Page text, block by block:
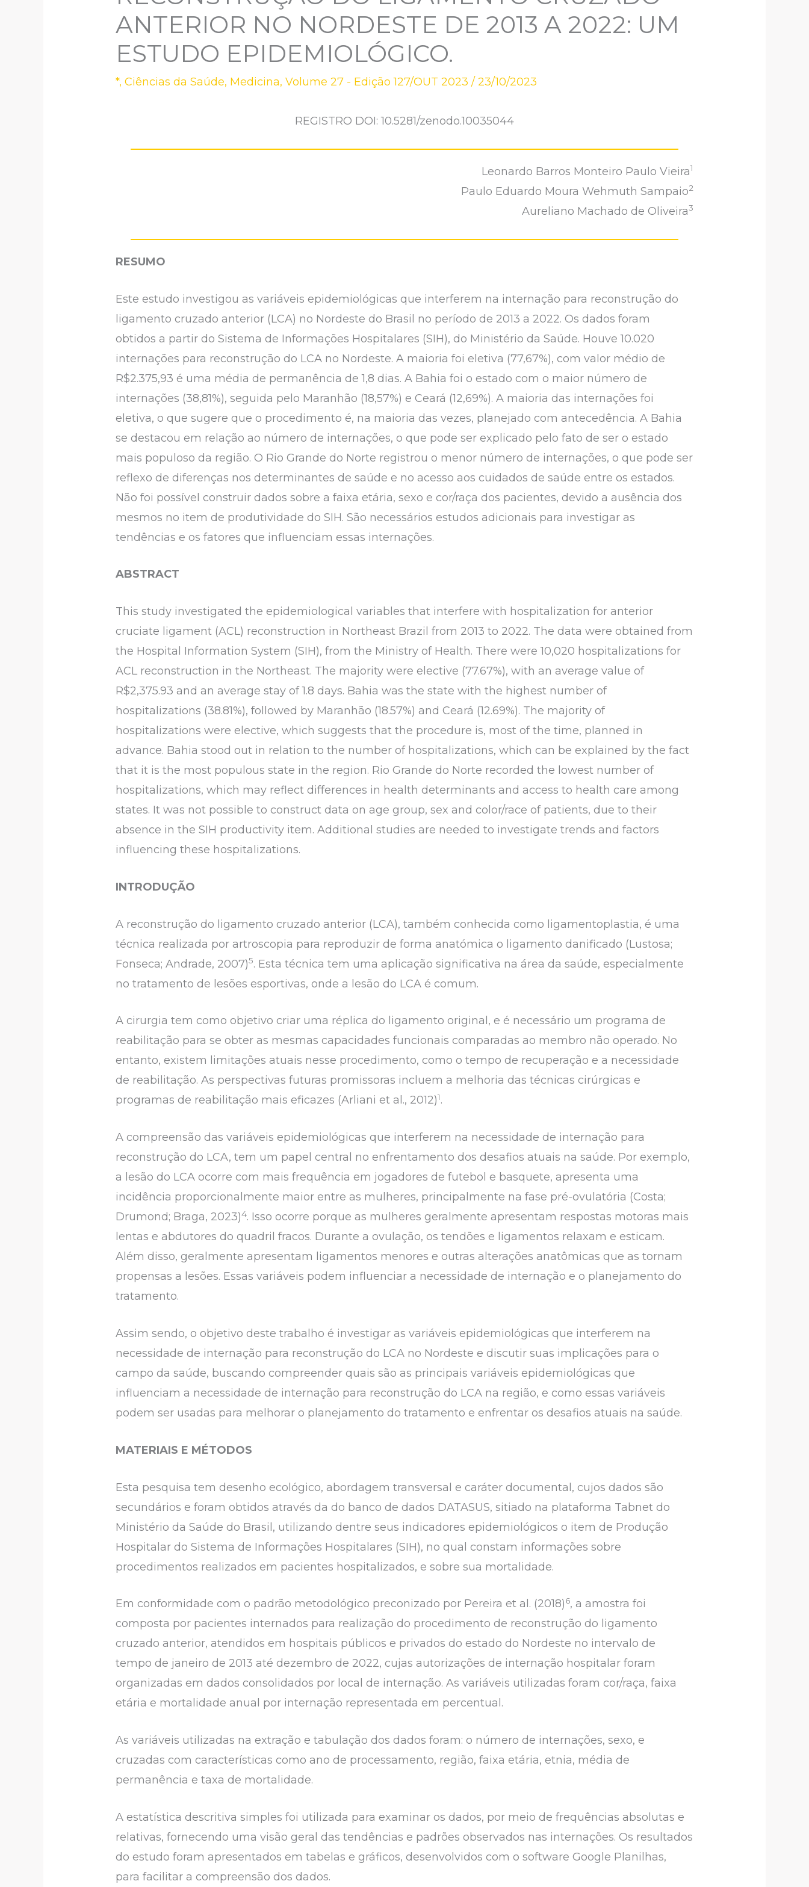
ANTERIOR NO NORDESTE DE 2013 A 2022: UM
ESTUDO EPIDEMIOLÓGICO.
*,Ciências da Saúde, Medicina,Volume 27 - Edição 127/OUT 2023 /23/10/2023
REGISTRO DOI: 10.5281/zenodo.10035044
Leonardo Barros Monteiro Paulo Vieira1
Paulo Eduardo Moura Wehmuth Sampaio2
Aureliano Machado de Oliveira3
RESUMO
Este estudo investigou as variáveis epidemiológicas que interferem na internação para reconstrução do
ligamento cruzado anterior (LCA) no Nordeste do Brasil no período de 2013 a 2022. Os dados foram
obtidos a partir do Sistema de Informações Hospitalares (SIH), do Ministério da Saúde. Houve 10.020
internações para reconstrução do LCA no Nordeste. A maioria foi eletiva (77,67%), com valor médio de
R$2.375,93 é uma média de permanência de 1,8 dias. A Bahia foi o estado com o maior número de
internações (38,81%), seguida pelo Maranhão (18,57%) e Ceará (12,69%). A maioria das internações foi
eletiva, o que sugere que o procedimento é, na maioria das vezes, planejado com antecedência. A Bahia
se destacou em relação ao número de internações, o que pode ser explicado pelo fato de ser o estado
mais populoso da região. O Rio Grande do Norte registrou o menor número de internações, o que pode ser
reflexo de diferenças nos determinantes de saúde e no acesso aos cuidados de saúde entre os estados.
Não foi possível construir dados sobre a faixa etária, sexo e cor/raça dos pacientes, devido a ausência dos
mesmos no item de produtividade do SIH. São necessários estudos adicionais para investigar as
tendências e os fatores que influenciam essas internações.
ABSTRACT
This study investigated the epidemiological variables that interfere with hospitalization for anterior
cruciate ligament (ACL) reconstruction in Northeast Brazil from 2013 to 2022. The data were obtained from
the Hospital Information System (SIH), from the Ministry of Health. There were 10,020 hospitalizations for
ACL reconstruction in the Northeast. The majority were elective (77.67%), with an average value of
R$2,375.93 and an average stay of 1.8 days. Bahia was the state with the highest number of
hospitalizations (38.81%), followed by Maranhão (18.57%) and Ceará (12.69%). The majority of
hospitalizations were elective, which suggests that the procedure is, most of the time, planned in
advance. Bahia stood out in relation to the number of hospitalizations, which can be explained by the fact
that it is the most populous state in the region. Rio Grande do Norte recorded the lowest number of
hospitalizations, which may reflect differences in health determinants and access to health care among
states. It was not possible to construct data on age group, sex and color/race of patients, due to their
absence in the SIH productivity item. Additional studies are needed to investigate trends and factors
influencing these hospitalizations.
INTRODUÇÃO
A reconstrução do ligamento cruzado anterior (LCA), também conhecida como ligamentoplastia, é uma
técnica realizada por artroscopia para reproduzir de forma anatómica o ligamento danificado (Lustosa;
Fonseca; Andrade, 2007)5. Esta técnica tem uma aplicação significativa na área da saúde, especialmente
no tratamento de lesões esportivas, onde a lesão do LCA é comum.
A cirurgia tem como objetivo criar uma réplica do ligamento original, e é necessário um programa de
reabilitação para se obter as mesmas capacidades funcionais comparadas ao membro não operado. No
entanto, existem limitações atuais nesse procedimento, como o tempo de recuperação e a necessidade
de reabilitação. As perspectivas futuras promissoras incluem a melhoria das técnicas cirúrgicas e
programas de reabilitação mais eficazes (Arliani et al., 2012)1.
A compreensão das variáveis epidemiológicas que interferem na necessidade de internação para
reconstrução do LCA, tem um papel central no enfrentamento dos desafios atuais na saúde. Por exemplo,
a lesão do LCA ocorre com mais frequência em jogadores de futebol e basquete, apresenta uma
incidência proporcionalmente maior entre as mulheres, principalmente na fase pré-ovulatória (Costa;
Drumond; Braga, 2023)4. Isso ocorre porque as mulheres geralmente apresentam respostas motoras mais
lentas e abdutores do quadril fracos. Durante a ovulação, os tendões e ligamentos relaxam e esticam.
Além disso, geralmente apresentam ligamentos menores e outras alterações anatômicas que as tornam
propensas a lesões. Essas variáveis podem influenciar a necessidade de internação e o planejamento do
tratamento.
Assim sendo, o objetivo deste trabalho é investigar as variáveis epidemiológicas que interferem na
necessidade de internação para reconstrução do LCA no Nordeste e discutir suas implicações para o
campo da saúde, buscando compreender quais são as principais variáveis epidemiológicas que
influenciam a necessidade de internação para reconstrução do LCA na região, e como essas variáveis
podem ser usadas para melhorar o planejamento do tratamento e enfrentar os desafios atuais na saúde.
MATERIAIS E MÉTODOS
Esta pesquisa tem desenho ecológico, abordagem transversal e caráter documental, cujos dados são
secundários e foram obtidos através da do banco de dados DATASUS, sitiado na plataforma Tabnet do
Ministério da Saúde do Brasil, utilizando dentre seus indicadores epidemiológicos o item de Produção
Hospitalar do Sistema de Informações Hospitalares (SIH), no qual constam informações sobre
procedimentos realizados em pacientes hospitalizados, e sobre sua mortalidade.
Em conformidade com o padrão metodológico preconizado por Pereira et al. (2018)6, a amostra foi
composta por pacientes internados para realização do procedimento de reconstrução do ligamento
cruzado anterior, atendidos em hospitais públicos e privados do estado do Nordeste no intervalo de
tempo de janeiro de 2013 até dezembro de 2022, cujas autorizações de internação hospitalar foram
organizadas em dados consolidados por local de internação. As variáveis utilizadas foram cor/raça, faixa
etária e mortalidade anual por internação representada em percentual.
As variáveis utilizadas na extração e tabulação dos dados foram: o número de internações, sexo, e
cruzadas com características como ano de processamento, região, faixa etária, etnia, média de
permanência e taxa de mortalidade.
A estatística descritiva simples foi utilizada para examinar os dados, por meio de frequências absolutas e
relativas, fornecendo uma visão geral das tendências e padrões observados nas internações. Os resultados
do estudo foram apresentados em tabelas e gráficos, desenvolvidos com o software Google Planilhas,
para facilitar a compreensão dos dados.